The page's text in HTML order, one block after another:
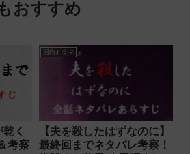
おすすめ
く
考察
国内ドラマ
【夫を殺したはずなのに】
最終回までネタバレ考察！